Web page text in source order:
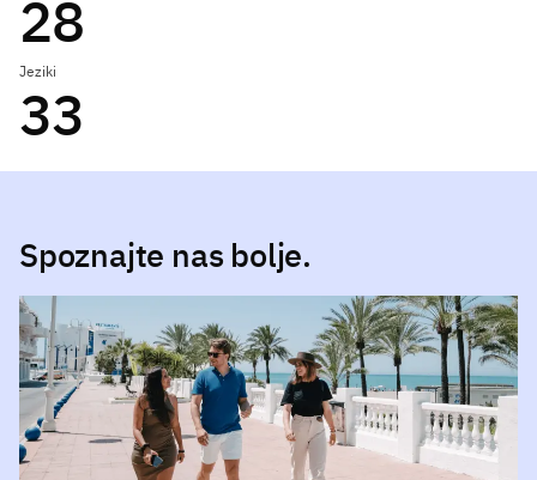
28
Jeziki
33
Spoznajte nas bolje.